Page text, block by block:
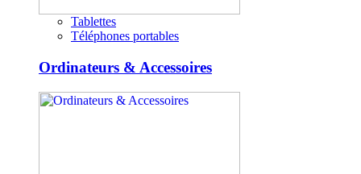
Tablettes
Téléphones portables
Ordinateurs & Accessoires